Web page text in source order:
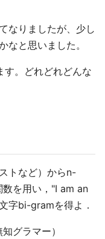
なりましたが、少し
なと思いました。
す。どれどれどんな
トなど）からn-
を用い，"I am an
字bi-gramを得よ．
グラマー）